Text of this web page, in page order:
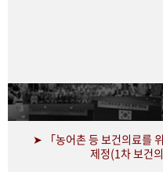
➤ 「농어촌 등 보건의료를
제정(1차 보건